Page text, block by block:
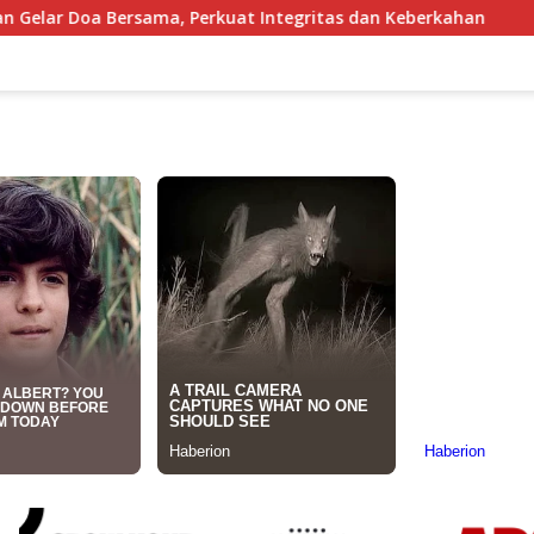
Integritas dan Keberkahan Kapal Nelayan